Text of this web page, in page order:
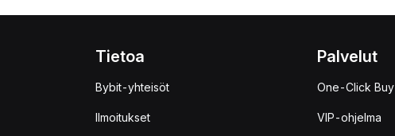
Tietoa
Bybit-yhteisöt
Ilmoitukset
Palvelut
One-Click Buy
VIP-ohjelma